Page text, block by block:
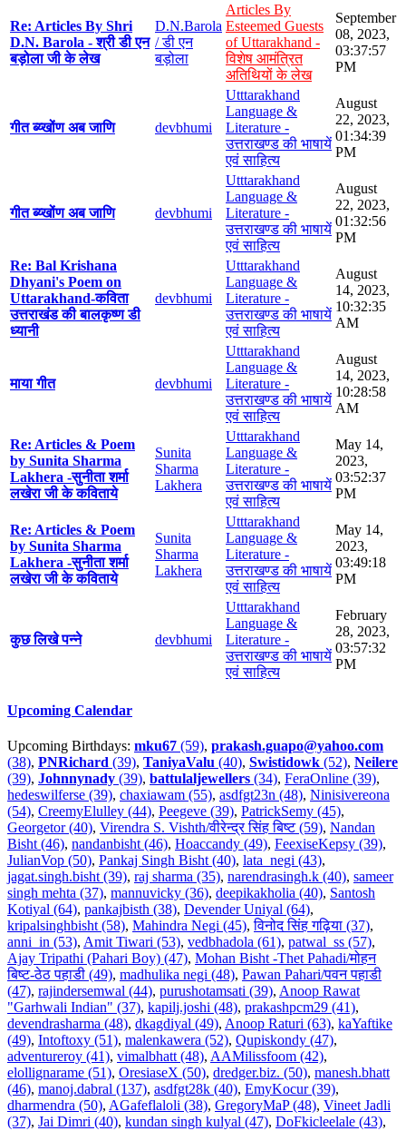
Re: Articles By Shri
D.N. Barola - श्री डी एन
बड़ोला जी के लेख
D.N.Barola
/ डी एन
बड़ोला
Articles By
Esteemed Guests
of Uttarakhand -
विशेष आमंत्रित
अतिथियों के लेख
September
08, 2023,
03:37:57
PM
गीत ब्य्खोंण अब जाणि devbhumi
Utttarakhand
Language &
Literature -
उत्तराखण्ड की भाषायें
एवं साहित्य
August
22, 2023,
01:34:39
PM
गीत ब्य्खोंण अब जाणि devbhumi
Utttarakhand
Language &
Literature -
उत्तराखण्ड की भाषायें
एवं साहित्य
August
22, 2023,
01:32:56
PM
Re: Bal Krishana
Dhyani's Poem on
Uttarakhand-कविता
उत्तराखंड की बालकृष्ण डी
ध्यानी
devbhumi
Utttarakhand
Language &
Literature -
उत्तराखण्ड की भाषायें
एवं साहित्य
August
14, 2023,
10:32:35
AM
माया गीत devbhumi
Utttarakhand
Language &
Literature -
उत्तराखण्ड की भाषायें
एवं साहित्य
August
14, 2023,
10:28:58
AM
Re: Articles & Poem
by Sunita Sharma
Lakhera -सुनीता शर्मा
लखेरा जी के कविताये
Sunita
Sharma
Lakhera
Utttarakhand
Language &
Literature -
उत्तराखण्ड की भाषायें
एवं साहित्य
May 14,
2023,
03:52:37
PM
Re: Articles & Poem
by Sunita Sharma
Lakhera -सुनीता शर्मा
लखेरा जी के कविताये
Sunita
Sharma
Lakhera
Utttarakhand
Language &
Literature -
उत्तराखण्ड की भाषायें
एवं साहित्य
May 14,
2023,
03:49:18
PM
कुछ लिखे पन्ने devbhumi
Utttarakhand
Language &
Literature -
उत्तराखण्ड की भाषायें
एवं साहित्य
February
28, 2023,
03:57:32
PM
Upcoming Calendar
Upcoming Birthdays: mku67 (59), prakash.guapo@yahoo.com
(38), PNRichard (39), TaniyaValu (40), Swistidowk (52), Neilere
(39), Johnnynady (39), battulaljewellers (34), FeraOnline (39),
hedeswilferse (39), chaxiawam (55), asdfgt23n (48), Ninisivereona
(54), CreemyElulley (44), Peegeve (39), PatrickSemy (45),
Georgetor (40), Virendra S. Vishth/वीरेन्द्र सिंह बिष्ट (59), Nandan
Bisht (46), nandanbisht (46), Hoaccandy (49), FeexiseKepsy (39),
JulianVop (50), Pankaj Singh Bisht (40), lata_negi (43),
jagat.singh.bisht (39), raj sharma (35), narendrasingh.k (40), sameer
singh mehta (37), mannuvicky (36), deepikakholia (40), Santosh
Kotiyal (64), pankajbisth (38), Devender Uniyal (64),
kripalsinghbisht (58), Mahindra Negi (45),विनोद सिंह गढ़िया (37),
anni_in (53), Amit Tiwari (53), vedbhadola (61), patwal_ss (57),
Ajay Tripathi (Pahari Boy) (47), Mohan Bisht -Thet Pahadi/मोहन
बिष्ट-ठेठ पहाडी (49), madhulika negi (48), Pawan Pahari/पवन पहाडी
(47), rajindersemwal (44), purushotamsati (39), Anoop Rawat
"Garhwali Indian" (37), kapilj.joshi (48), prakashpcm29 (41),
devendrasharma (48), dkagdiyal (49), Anoop Raturi (63), kaYaftike
(49), Intoftoxy (51), malenkawera (52), Qupiskondy (47),
adventureroy (41), vimalbhatt (48), AAMilissfoom (42),
elollignarame (51), OresiaseX (50), dredger.biz. (50), manesh.bhatt
(46), manoj.dabral (137), asdfgt28k (40), EmyKocur (39),
dharmendra (50), AGafeflaloli (38), GregoryMaP (48), Vineet Jadli
(37), Jai Dimri (40), kundan singh kulyal (47), DoFkicleelale (43),